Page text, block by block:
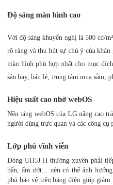
Độ sáng màn hình cao
Với độ sáng khuyến nghị là 500 cd/
rõ ràng và thu hút sự chú ý của
màn hình phù hợp nhất cho mục
sân bay, bán lẻ, trung tâm mua sắm,
Hiệu suất cao nhờ webOS
Nền tảng webOS của LG nâng cao
người dùng trực quan và các công cụ
Lớp phủ vĩnh viễn
Dòng UH5J-H thường xuyên phải
bẩn, ẩm ướt... nên có thể ảnh
phủ bảo vệ trên bảng điện giúp